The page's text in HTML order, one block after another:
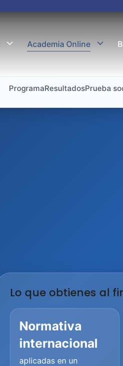
Academia Online
ProgramaResultadosPrueba
Lo que obtienes al
Normativa
internacional
aplicadas en un